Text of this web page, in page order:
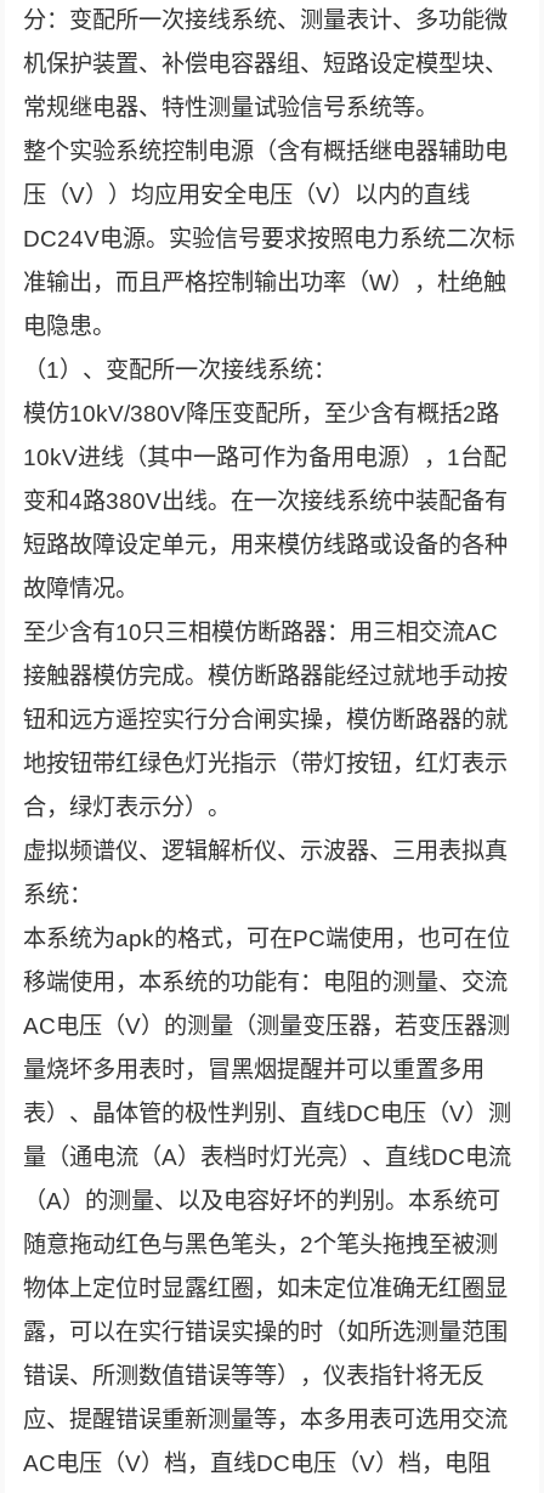
分：变配所一次接线系统、测量表计、多功能微
机保护装置、补偿电容器组、短路设定模型块、
常规继电器、特性测量试验信号系统等。
整个实验系统控制电源（含有概括继电器辅助电
压（V））均应用安全电压（V）以内的直线
DC24V电源。实验信号要求按照电力系统二次标
准输出，而且严格控制输出功率（W），杜绝触
电隐患。
（1）、变配所一次接线系统：
模仿10kV/380V降压变配所，至少含有概括2路
10kV进线（其中一路可作为备用电源），1台配
变和4路380V出线。在一次接线系统中装配备有
短路故障设定单元，用来模仿线路或设备的各种
故障情况。
至少含有10只三相模仿断路器：用三相交流AC
接触器模仿完成。模仿断路器能经过就地手动按
钮和远方遥控实行分合闸实操，模仿断路器的就
地按钮带红绿色灯光指示（带灯按钮，红灯表示
合，绿灯表示分）。
虚拟频谱仪、逻辑解析仪、示波器、三用表拟真
系统：
本系统为apk的格式，可在PC端使用，也可在位
移端使用，本系统的功能有：电阻的测量、交流
AC电压（V）的测量（测量变压器，若变压器测
量烧坏多用表时，冒黑烟提醒并可以重置多用
表）、晶体管的极性判别、直线DC电压（V）测
量（通电流（A）表档时灯光亮）、直线DC电流
（A）的测量、以及电容好坏的判别。本系统可
随意拖动红色与黑色笔头，2个笔头拖拽至被测
物体上定位时显露红圈，如未定位准确无红圈显
露，可以在实行错误实操的时（如所选测量范围
错误、所测数值错误等等），仪表指针将无反
应、提醒错误重新测量等，本多用表可选用交流
AC电压（V）档，直线DC电压（V）档，电阻